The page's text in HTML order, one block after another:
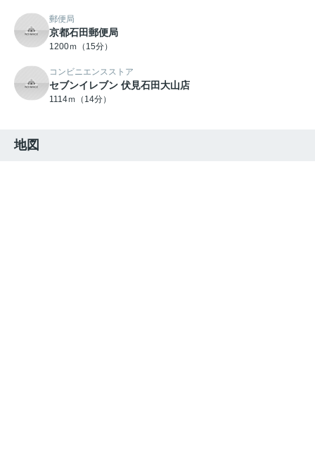
郵便局
京都石田郵便局
1200ｍ（15分）
コンビニエンスストア
セブンイレブン 伏見石田大山店
1114ｍ（14分）
地図